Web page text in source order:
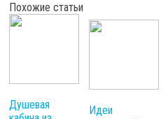
Похожие статьи
Душевая
Идеи